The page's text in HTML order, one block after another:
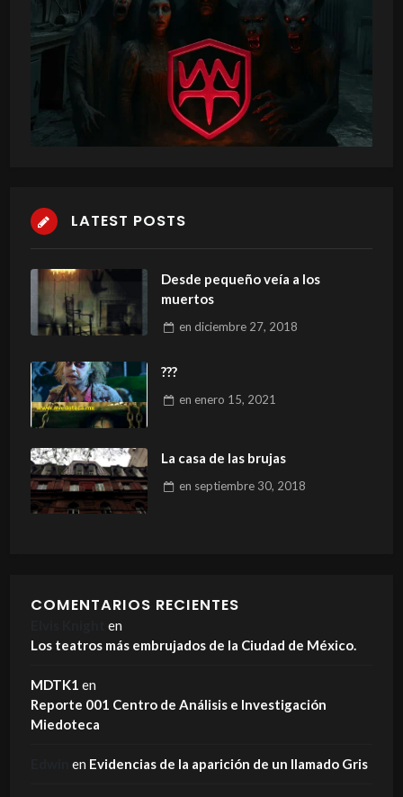
LATEST POSTS
Desde pequeño veía a los
muertos
en diciembre 27, 2018
???
en enero 15, 2021
La casa de las brujas
en septiembre 30, 2018
COMENTARIOS RECIENTES
en
Los teatros más embrujados de la Ciudad de México.
MDTK1 en
Reporte 001 Centro de Análisis e Investigación
Miedoteca
en Evidencias de la aparición de un llamado Gris